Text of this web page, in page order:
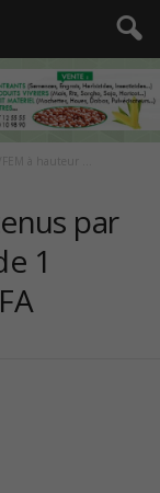
à hauteur ...
par
1